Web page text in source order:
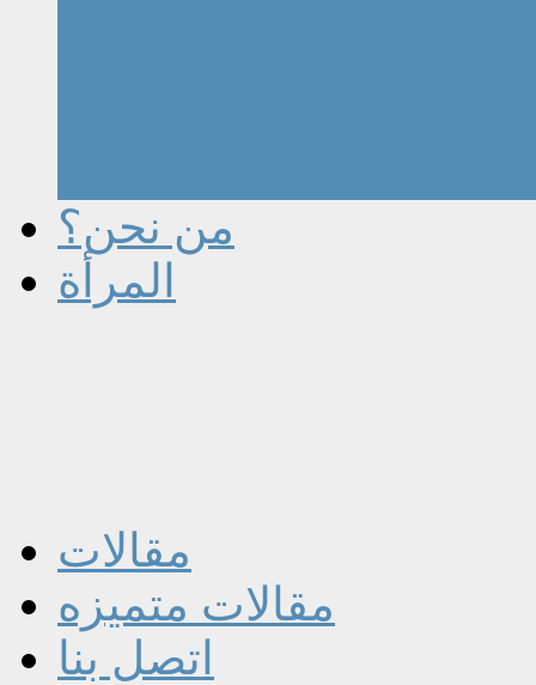
من نحن؟
المرأة
مقالات
مقالات متميزه
اتصل بنا